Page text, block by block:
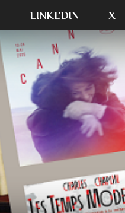
LINKEDIN X